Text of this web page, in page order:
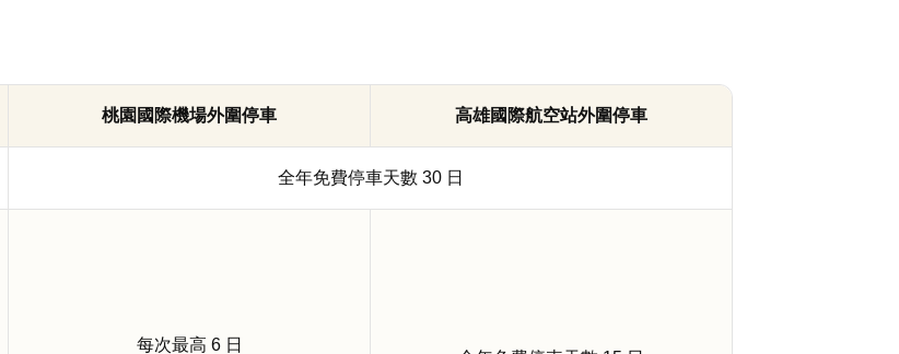
桃園國際機場外圍停車 高雄國際航空站外圍停車
全年免費停車天數 30 日
每次最高 6 日